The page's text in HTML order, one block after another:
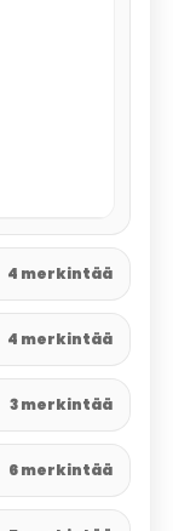
4 merkintää
4 merkintää
3 merkintää
6 merkintää